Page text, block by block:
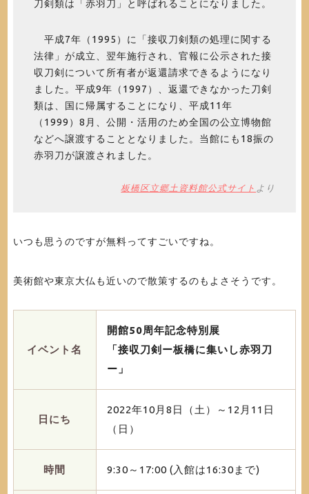
刀剣類は「赤羽刀」と呼ばれることになりました。
平成7年（1995）に「接収刀剣類の処理に関する
法律」が成立、翌年施行され、官報に公示された接
収刀剣について所有者が返還請求できるようになり
ました。平成9年（1997）、返還できなかった刀剣
類は、国に帰属することになり、平成11年
（1999）8月、公開・活用のため全国の公立博物館
などへ譲渡することとなりました。当館にも18振の
赤羽刀が譲渡されました。
板橋区立郷土資料館公式サイト より
いつも思うのですが無料ってすごいですね。
美術館や東京大仏も近いので散策するのもよさそうです。
イベント名
開館50周年記念特別展
「接収刀剣ー板橋に集いし赤羽刀
ー」
日にち
2022年10月8日（土）～12月11日
（日）
時間 9:30～17:00 (入館は16:30まで)